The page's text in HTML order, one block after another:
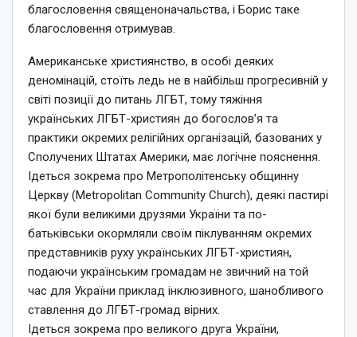
благословення священоначальства, і Борис таке
благословення отримував.
Американське християнство, в особі деяких
деномінацій, стоїть ледь не в найбільш прогресивній у
світі позиції до питань ЛГБТ, тому тяжіння
українських ЛГБТ-християн до богослов’я та
практики окремих релігійних організацій, базованих у
Сполучених Штатах Америки, має логічне пояснення.
Ідеться зокрема про Метрополітенську общинну
Церкву (Metropolitan Community Church), деякі пастирі
якої були великими друзями України та по-
батьківськи окормляли своїм піклуванням окремих
представників руху українських ЛГБТ-християн,
подаючи українським громадам не звичний на той
час для України приклад інклюзивного, шанобливого
ставлення до ЛГБТ-громад вірних.
Ідеться зокрема про великого друга України,